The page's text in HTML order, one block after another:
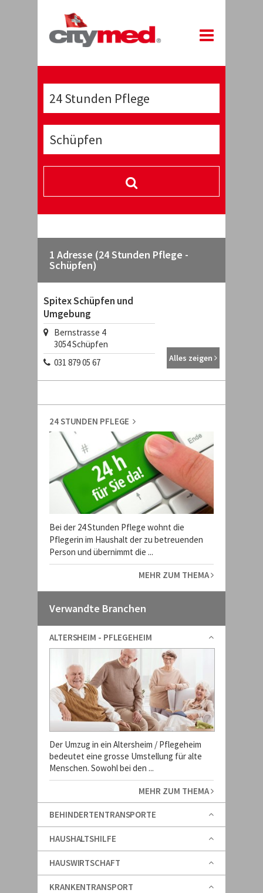
1 Adresse (24 Stunden Pflege -
Schüpfen)
Spitex Schüpfen und
Umgebung
Bernstrasse 4
3054Schüpfen
031 879 05 67
Alles zeigen
24 STUNDEN PFLEGE
Bei der 24 Stunden Pflege wohnt die
Pflegerin im Haushalt der zu betreuenden
Person und übernimmt die ...
MEHR ZUM THEMA
Verwandte Branchen
ALTERSHEIM - PFLEGEHEIM
Der Umzug in ein Altersheim / Pflegeheim
bedeutet eine grosse Umstellung für alte
Menschen. Sowohl bei den ...
MEHR ZUM THEMA
BEHINDERTENTRANSPORTE
HAUSHALTSHILFE
HAUSWIRTSCHAFT
KRANKENTRANSPORT